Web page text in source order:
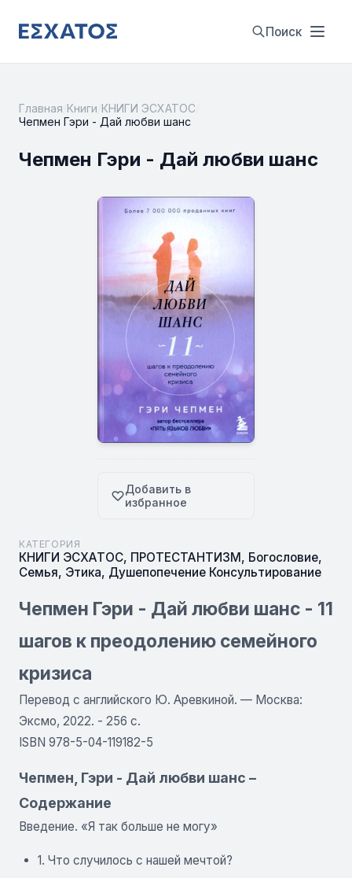
Поиск
Главная Книги КНИГИ ЭСХАТОС
Чепмен Гэри - Дай любви шанс
Чепмен Гэри - Дай любви шанс
Добавить в
избранное
КАТЕГОРИЯ
КНИГИ ЭСХАТОС, ПРОТЕСТАНТИЗМ, Богословие,
Семья, Этика, Душепопечение Консультирование
Чепмен Гэри - Дай любви шанс - 11
шагов к преодолению семейного
кризиса
Перевод с английского Ю. Аревкиной. — Москва:
Эксмо, 2022. - 256 с.
ISBN 978-5-04-119182-5
Чепмен, Гэри - Дай любви шанс –
Содержание
Введение. «Я так больше не могу»
1. Что случилось с нашей мечтой?